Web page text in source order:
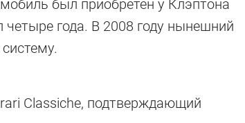
был приобретен у Клэптона
года. В 2008 году нынешний
Classiche, подтверждающий